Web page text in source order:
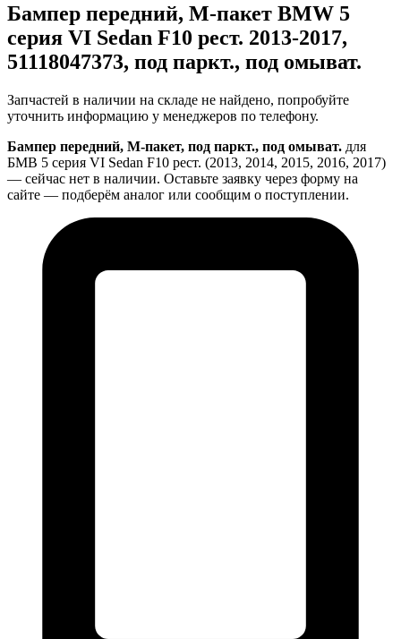
Бампер передний, М-пакет BMW 5
серия VI Sedan F10 рест. 2013-2017,
51118047373, под паркт., под омыват.
Запчастей в наличии на складе не найдено, попробуйте
уточнить информацию у менеджеров по телефону.
Бампер передний, М-пакет, под паркт., под омыват. для
БМВ 5 серия VI Sedan F10 рест. (2013, 2014, 2015, 2016, 2017)
— сейчас нет в наличии. Оставьте заявку через форму на
сайте — подберём аналог или сообщим о поступлении.